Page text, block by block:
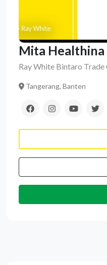
Mita Healthina
Ray White Bintaro Trade
Tangerang, Banten